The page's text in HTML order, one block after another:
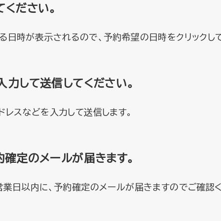
ださい。
日時が表示されるので、予約希望の日時をクリックし
して送信してください。
レスなどを入力して送信します。
定のメールが届きます。
日以内に、予約確定のメールが届きますのでご確認く